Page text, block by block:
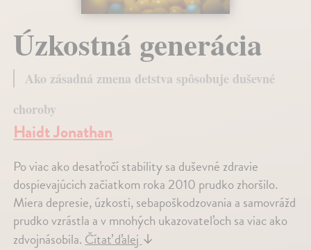
Úzkostná generácia
Ako zásadná zmena detstva spôsobuje duševné
choroby
Haidt Jonathan
Po viac ako desaťročí stability sa duševné zdravie
dospievajúcich začiatkom roka 2010 prudko zhoršilo.
Miera depresie, úzkosti, sebapoškodzovania a samovrážd
prudko vzrástla a v mnohých ukazovateľoch sa viac ako
zdvojnásobila. Čítať ďalej ↓